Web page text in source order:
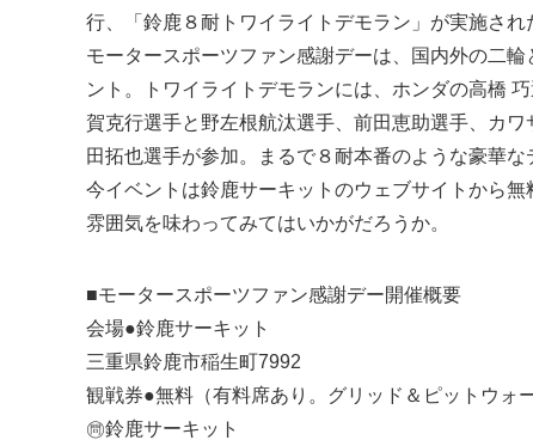
行、「鈴鹿８耐トワイライトデモラン」が実施され
モータースポーツファン感謝デーは、国内外の二
ント。トワイライトデモランには、ホンダの高橋
賀克行選手と野左根航汰選手、前田恵助選手、カ
田拓也選手が参加。まるで８耐本番のような豪華な
今イベントは鈴鹿サーキットのウェブサイトから
雰囲気を味わってみてはいかがだろうか。
■モータースポーツファン感謝デー開催概要
会場●鈴鹿サーキット
三重県鈴鹿市稲生町7992
観戦券●無料（有料席あり。グリッド＆ピットウォ
㉄鈴鹿サーキット